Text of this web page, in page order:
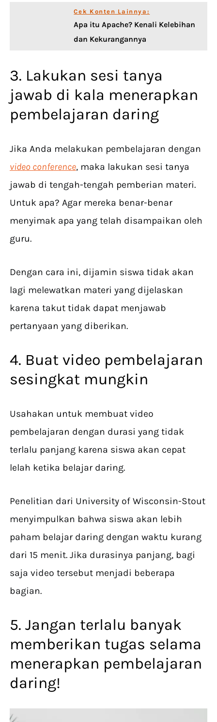
Cek Konten Lainnya:
Apa itu Apache? Kenali Kelebihan
dan Kekurangannya
3. Lakukan sesi tanya
jawab di kala menerapkan
pembelajaran daring
Jika Anda melakukan pembelajaran dengan
video conference, maka lakukan sesi tanya
jawab di tengah-tengah pemberian materi.
Untuk apa? Agar mereka benar-benar
menyimak apa yang telah disampaikan oleh
guru.
Dengan cara ini, dijamin siswa tidak akan
lagi melewatkan materi yang dijelaskan
karena takut tidak dapat menjawab
pertanyaan yang diberikan.
4. Buat video pembelajaran
sesingkat mungkin
Usahakan untuk membuat video
pembelajaran dengan durasi yang tidak
terlalu panjang karena siswa akan cepat
lelah ketika belajar daring.
Penelitian dari University of Wisconsin-Stout
menyimpulkan bahwa siswa akan lebih
paham belajar daring dengan waktu kurang
dari 15 menit. Jika durasinya panjang, bagi
saja video tersebut menjadi beberapa
bagian.
5. Jangan terlalu banyak
memberikan tugas selama
menerapkan pembelajaran
daring!